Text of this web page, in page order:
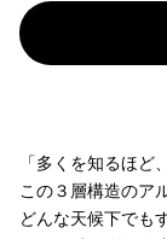
「多くを知るほ
この３層構造のア
どんな天候下でも